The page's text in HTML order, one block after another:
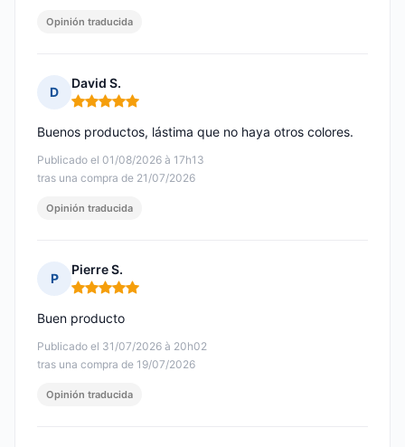
Opinión traducida
D
David S.
Nota: 5 de 5
Publicado el 01/08/2026 à 17h13
tras una compra de 21/07/2026
Buenos productos, lástima que no haya otros colores.
Opinión traducida
P
Pierre S.
Nota: 5 de 5
Publicado el 31/07/2026 à 20h02
tras una compra de 19/07/2026
Buen producto
Opinión traducida